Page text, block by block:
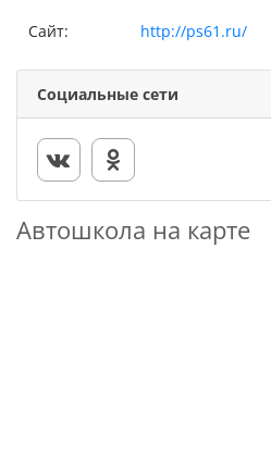
Сайт: http://ps61.ru/
Социальные сети
Автошкола на карте